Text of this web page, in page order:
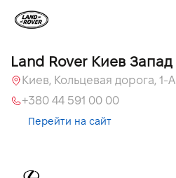
Land Rover Киев Запад
Киев, Кольцевая дорога, 1-А
+380 44 591 00 00
Перейти на сайт